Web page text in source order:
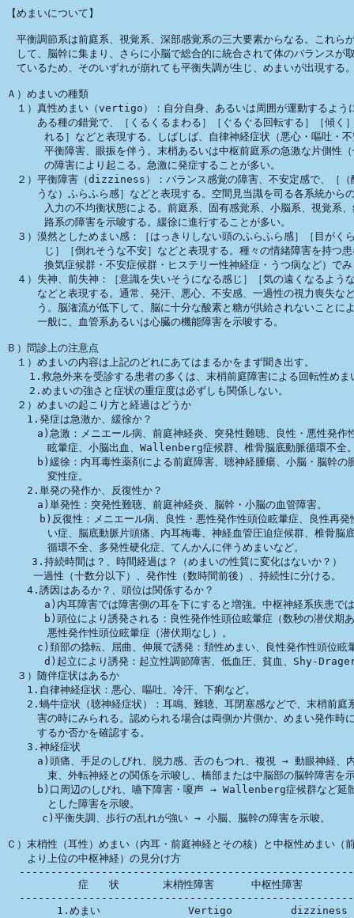
【めまいについて】
平衡調節系は前庭系、視覚系、深部感覚系の三大要素からなる。これら
して、脳幹に集まり、さらに小脳で総合的に統合されて体のバランスが
ているため、そのいずれが崩れても平衡失調が生じ、めまいが出現する
Ａ）めまいの種類
１）真性めまい（vertigo）：自分自身、あるいは周囲が運動するよう
ある種の錯覚で、［くるくるまわる］［ぐるぐる回転する］［傾く
れる］などと表現する。しばしば、自律神経症状（悪心・嘔吐・
平衡障害、眼振を伴う。末梢あるいは中枢前庭系の急激な片側性
      の障害により起こる。急激に発症することが多い。
２）平衡障害（dizziness）：バランス感覚の障害、不安定感で、［（
うな）ふらふら感］などと表現する。空間見当識を司る各系統から
入力の不均衡状態による。前庭系、固有感覚系、小脳系、視覚系
      路系の障害を示唆する。緩徐に進行することが多い。
３）漠然としためまい感：［はっきりしない頭のふらふら感］［目がく
じ］［倒れそうな不安］などと表現する。種々の情緒障害を持つ
換気症候群・不安症候群・ヒステリー性神経症・うつ病など）で
４）失神、前失神：［意識を失いそうになる感じ］［気の遠くなるよう
などと表現する。通常、発汗、悪心、不安感、一過性の視力喪失な
う。脳潅流が低下して、脳に十分な酸素と糖が供給されないことに
一般に、血管系あるいは心臓の機能障害を示唆する。
Ｂ）問診上の注意点
１）めまいの内容は上記のどれにあてはまるかをまず聞き出す。
1.救急外来を受診する患者の多くは、末梢前庭障害による回転性めま
2.めまいの強さと症状の重症度は必ずしも関係しない。
２）めまいの起こり方と経過はどうか
1.発症は急激か、緩徐か？
a)急激：メニエール病、前庭神経炎、突発性難聴、良性・悪性発作
眩暈症、小脳出血、Wallenberg症候群、椎骨脳底動脈循環不全
b)緩徐：内耳毒性薬剤による前庭障害、聴神経腫瘍、小脳・脳幹の
変性症。
2.単発の発作か、反復性か？
a)単発性：突発性難聴、前庭神経炎、脳幹・小脳の血管障害。
b)反復性：メニエール病、良性・悪性発作性頭位眩暈症、良性再発
い症、脳底動脈片頭痛、内耳梅毒、神経血管圧迫症候群、椎骨脳
循環不全、多発性硬化症、てんかんに伴うめまいなど。
    3.持続時間は？、時間経過は？（めまいの性質に変化はないか？）
一過性（十数分以下）、発作性（数時間前後）、持続性に分ける。
4.誘因はあるか？、頭位は関係するか？
a)内耳障害では障害側の耳を下にすると増強。中枢神経系疾患で
b)頭位により誘発される：良性発作性頭位眩暈症（数秒の潜伏期
悪性発作性頭位眩暈症（潜伏期なし）。
c)頚部の捻転、屈曲、伸展で誘発：頚性めまい、良性発作性頭位眩
d)起立により誘発：起立性調節障害、低血圧、貧血、Shy-
３）随伴症状はあるか
1.自律神経症状：悪心、嘔吐、冷汗、下痢など。
2.蝸牛症状（聴神経症状）：耳鳴、難聴、耳閉塞感などで、末梢前庭
害の時にみられる。認められる場合は両側か片側か、めまい発作時
するか否かを確認する。
3.神経症状
a)頭痛、手足のしびれ、脱力感、舌のもつれ、複視 → 動眼神経、
束、外転神経との関係を示唆し、橋部または中脳部の脳幹障害を
b)口周辺のしびれ、嚥下障害・嗄声 → Wallenberg症候群など延
とした障害を示唆。
   　 c)平衡失調、歩行の乱れが強い → 小脳、脳幹の障害を示唆。
Ｃ）末梢性（耳性）めまい（内耳・前庭神経とその核）と中枢性めまい（
より上位の中枢神経）の見分け方
症　　状 　 　　末梢性障害　 　　中枢性障害
        1.めまい 　　　        Vertigo     　　 dizziness